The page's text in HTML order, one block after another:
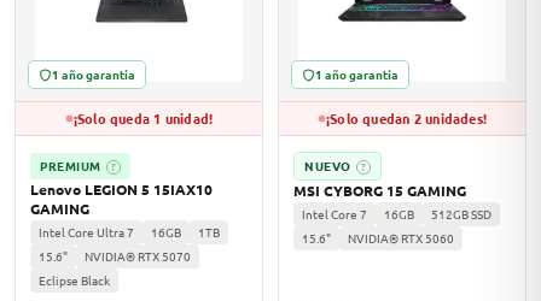
1 año garantía
¡Solo queda 1 unidad!
PREMIUM ?
Lenovo LEGION 5 15IAX10
GAMING
Intel Core Ultra 7 16GB
1TB
15.6"
NVIDIA® RTX 5070
Eclipse Black
1 año garantía
¡Solo quedan 2 unidades!
NUEVO ?
MSI CYBORG 15 GAMING
Intel Core 7 16GB
512GB SSD
15.6"
NVIDIA® RTX 5060